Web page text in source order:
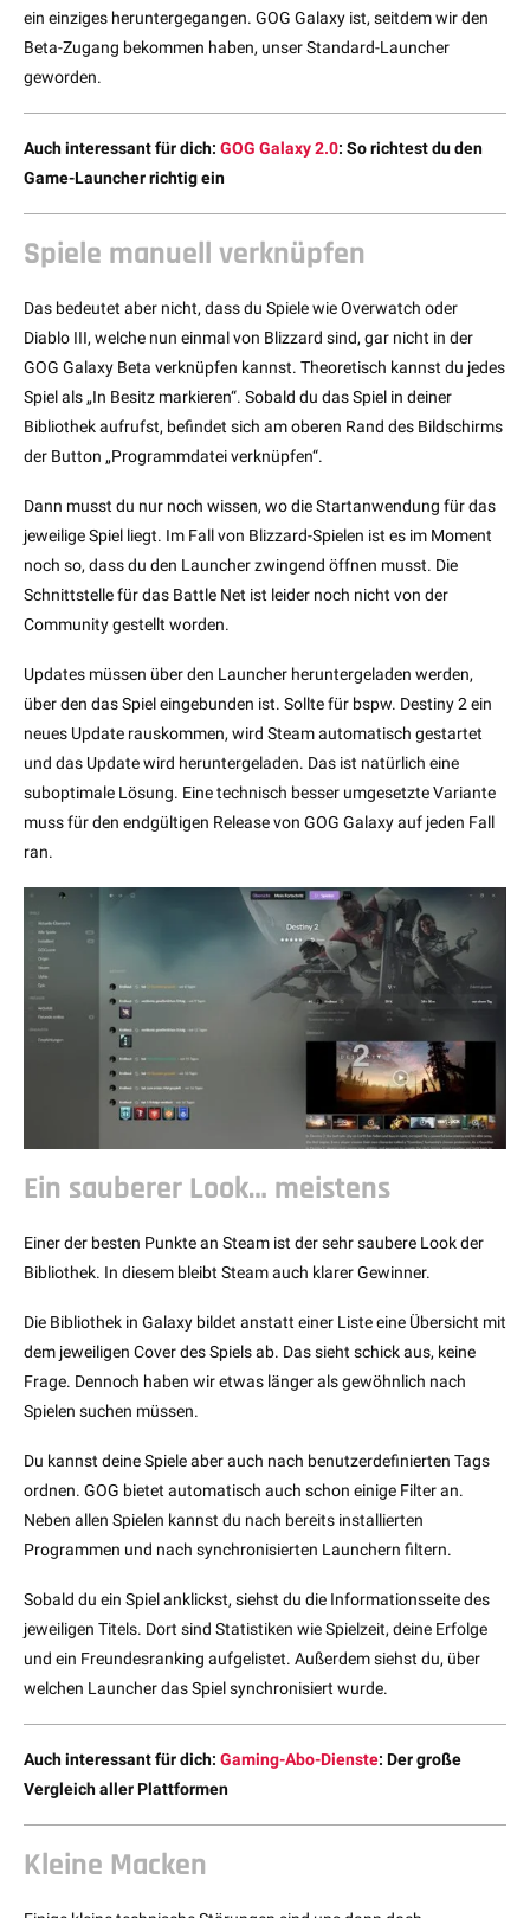
ein einziges heruntergegangen. GOG Galaxy ist, seitdem wir den
Beta-Zugang bekommen haben, unser Standard-Launcher
geworden.
Auch interessant für dich: GOG Galaxy 2.0: So richtest du den
Game-Launcher richtig ein
Spiele manuell verknüpfen
Das bedeutet aber nicht, dass du Spiele wie Overwatch oder
Diablo III, welche nun einmal von Blizzard sind, gar nicht in der
GOG Galaxy Beta verknüpfen kannst. Theoretisch kannst du jedes
Spiel als „In Besitz markieren“. Sobald du das Spiel in deiner
Bibliothek aufrufst, befindet sich am oberen Rand des Bildschirms
der Button „Programmdatei verknüpfen“.
Dann musst du nur noch wissen, wo die Startanwendung für das
jeweilige Spiel liegt. Im Fall von Blizzard-Spielen ist es im Moment
noch so, dass du den Launcher zwingend öffnen musst. Die
Schnittstelle für das Battle Net ist leider noch nicht von der
Community gestellt worden.
Updates müssen über den Launcher heruntergeladen werden,
über den das Spiel eingebunden ist. Sollte für bspw. Destiny 2 ein
neues Update rauskommen, wird Steam automatisch gestartet
und das Update wird heruntergeladen. Das ist natürlich eine
suboptimale Lösung. Eine technisch besser umgesetzte Variante
muss für den endgültigen Release von GOG Galaxy auf jeden Fall
ran.
Ein sauberer Look… meistens
Einer der besten Punkte an Steam ist der sehr saubere Look der
Bibliothek. In diesem bleibt Steam auch klarer Gewinner.
Die Bibliothek in Galaxy bildet anstatt einer Liste eine Übersicht mit
dem jeweiligen Cover des Spiels ab. Das sieht schick aus, keine
Frage. Dennoch haben wir etwas länger als gewöhnlich nach
Spielen suchen müssen.
Du kannst deine Spiele aber auch nach benutzerdefinierten Tags
ordnen. GOG bietet automatisch auch schon einige Filter an.
Neben allen Spielen kannst du nach bereits installierten
Programmen und nach synchronisierten Launchern filtern.
Sobald du ein Spiel anklickst, siehst du die Informationsseite des
jeweiligen Titels. Dort sind Statistiken wie Spielzeit, deine Erfolge
und ein Freundesranking aufgelistet. Außerdem siehst du, über
welchen Launcher das Spiel synchronisiert wurde.
Auch interessant für dich: Gaming-Abo-Dienste: Der große
Vergleich aller Plattformen
Kleine Macken